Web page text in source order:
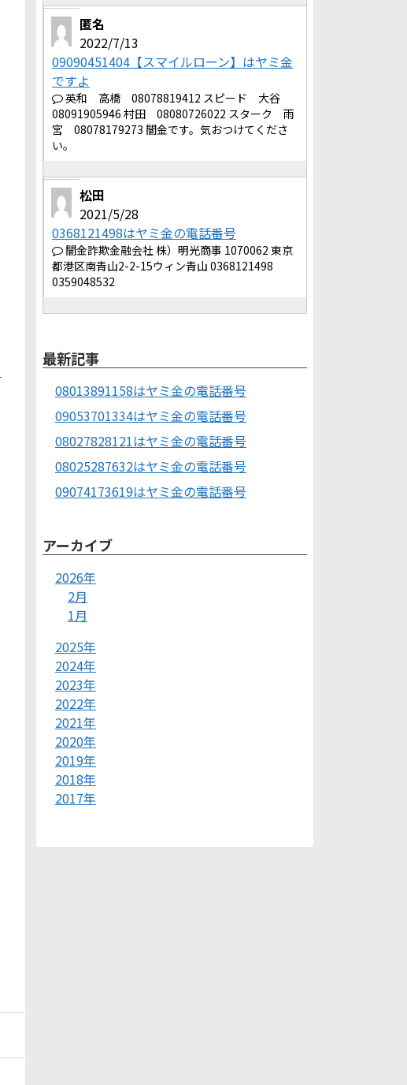
匿名
2022/7/13
09090451404【スマイルローン】はヤミ金
ですよ
英和 高橋 08078819412 スピード 大谷
08091905946 村田 08080726022 スターク 雨
宮 08078179273 闇金です。気おつけてくださ
い。
松田
2021/5/28
0368121498はヤミ金の電話番号
闇金詐欺金融会社 株）明光商事 1070062 東京
都港区南青山2-2-15ウィン青山 0368121498
0359048532
最新記事
08013891158はヤミ金の電話番号
09053701334はヤミ金の電話番号
08027828121はヤミ金の電話番号
08025287632はヤミ金の電話番号
09074173619はヤミ金の電話番号
アーカイブ
2026年
2月
1月
2025年
2024年
2023年
2022年
2021年
2020年
2019年
2018年
2017年